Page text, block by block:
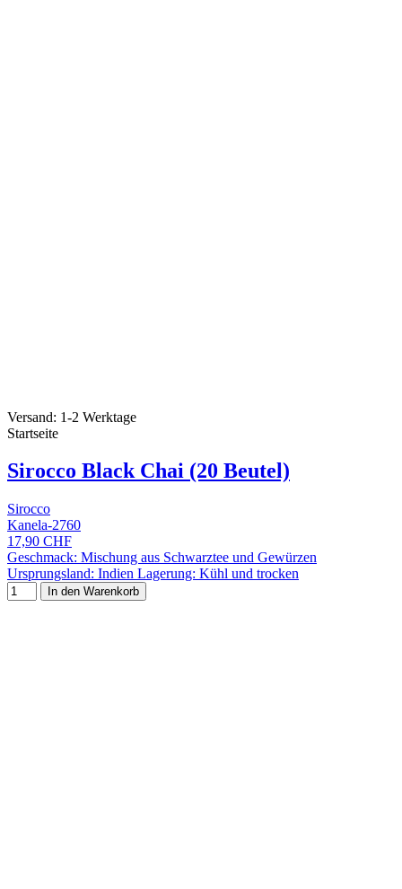
Versand: 1-2 Werktage
Startseite
Sirocco Black Chai (20 Beutel)
Sirocco
Kanela-2760
17,90 CHF
Geschmack: Mischung aus Schwarztee und Gewürzen
Ursprungsland: Indien Lagerung: Kühl und trocken
In den Warenkorb